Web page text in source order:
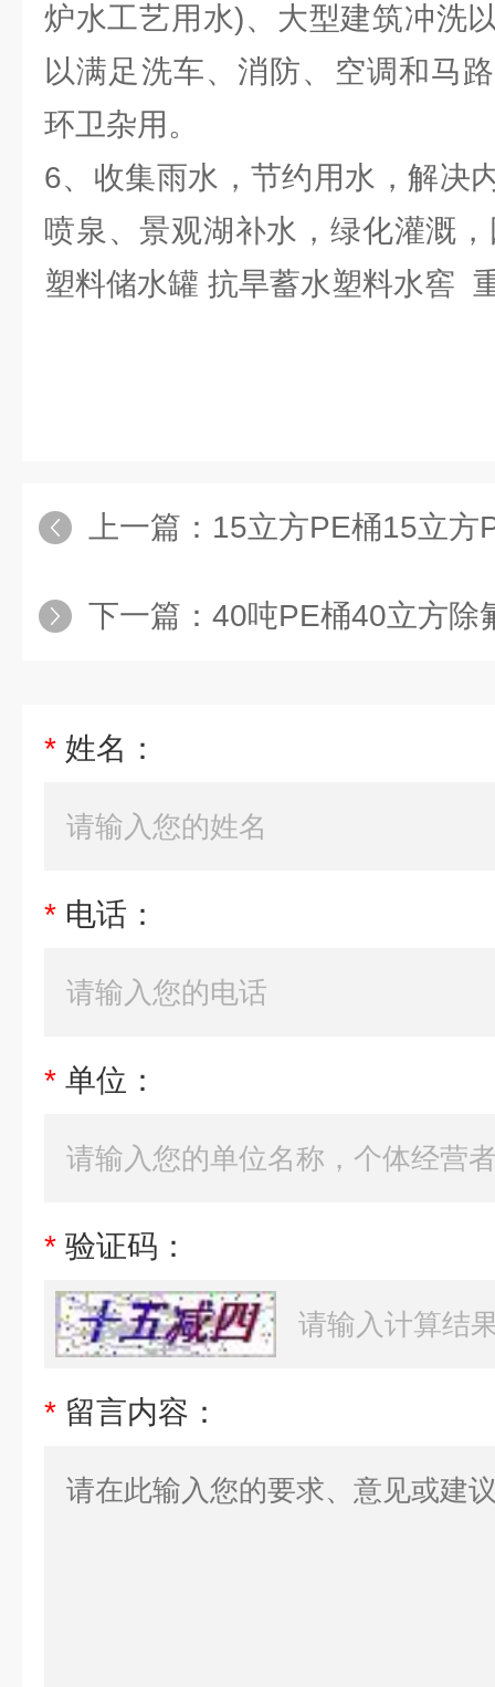
炉水工艺用水)、大型建筑冲洗
以满足洗车、消防、空调和马
环卫杂用。
6、收集雨水，节约用水，解决
喷泉、景观湖补水，绿化灌溉
塑料储水罐 抗旱蓄水塑料水窖
上一篇： 15立方PE桶15立方PAC溶
下一篇： 40吨PE桶40立方除氟剂储
* 姓名：
* 电话：
* 单位：
* 验证码：
* 留言内容：